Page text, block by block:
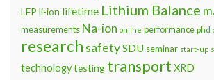
LFP li-ion lifetime Lithium Balance
measurements Na-ion online performance phd
research safetySDU seminar start-up
technologytesting transport XRD